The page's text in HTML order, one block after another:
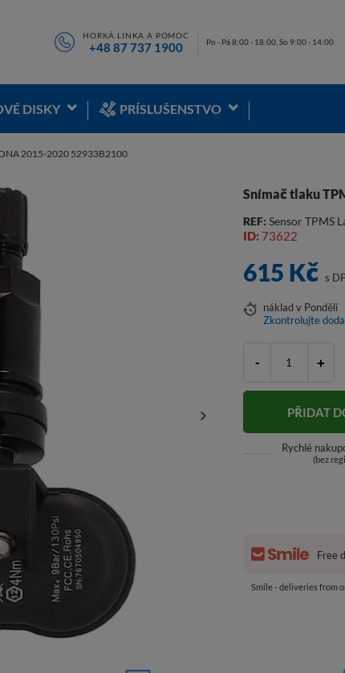
HORKÁ LINKA A POMOC
+48 87 737 1900 Po - Pá 8:00 - 18:00, So 9:00 - 14:00
DISKY PRÍSLUŠENSTVO
2015-2020 52933B2100
Snímač tlaku
REF:Sensor TPMS
ID: 73622
615 Kč s
nákladv Pondělí
Zkontrolujte
- +
PŘIDAT
Rychlé
(bez
Free
Smile - deliveries from